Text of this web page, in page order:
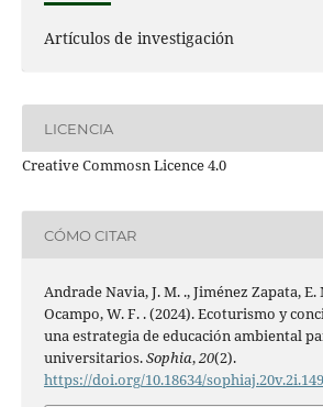
Artículos de investigación
LICENCIA
Creative Commosn Licence 4.0
CÓMO CITAR
Andrade Navia, J. M. ., Jiménez Zapata, E.
Ocampo, W. F. . (2024). Ecoturismo y
una estrategia de educación ambiental
universitarios.Sophia,20(2).
https://doi.org/10.18634/